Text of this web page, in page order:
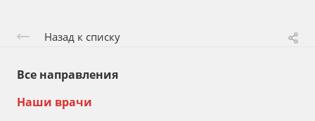
Назад к списку
Все направления
Наши врачи